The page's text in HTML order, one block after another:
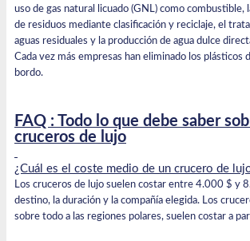
uso de gas natural licuado (GNL) como combustible,
de residuos mediante clasificación y reciclaje, el
aguas residuales y la producción de agua dulce
Cada vez más empresas han eliminado los plásticos
bordo.
FAQ : Todo lo que debe saber
cruceros de lujo
¿Cuál es el coste medio de un crucero de
Los cruceros de lujo suelen costar entre 4.000 $ y
destino, la duración y la compañía elegida. Los
sobre todo a las regiones polares, suelen costar a